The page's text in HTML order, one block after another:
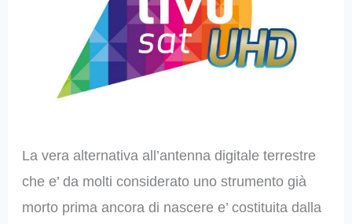
La vera alternativa all’antenna digitale terrestre
che e’ da molti considerato uno strumento già
morto prima ancora di nascere e’ costituita dalla